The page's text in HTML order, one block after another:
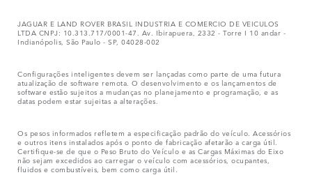
JAGUAR E LAND ROVER BRASIL INDUSTRIA E COMERCIO DE VEICULOS
LTDA CNPJ: 10.313.717/0001-47. Av. Ibirapuera, 2332 - Torre I 10 andar -
Indianópolis, São Paulo - SP, 04028-002
Configurações inteligentes devem ser lançadas como parte de uma futura
atualização de software remota. O desenvolvimento e os lançamentos de
software estão sujeitos a mudanças no planejamento e programação, e as
datas podem estar sujeitas a alterações.
Os pesos informados refletem a especificação padrão do veículo. Acessórios
e outros itens instalados após o ponto de fabricação afetarão a carga útil.
Certifique-se de que o Peso Bruto do Veículo e as Cargas Máximas do Eixo
não sejam excedidos ao carregar o veículo com acessórios, ocupantes,
fluidos e combustíveis, bem como carga útil.